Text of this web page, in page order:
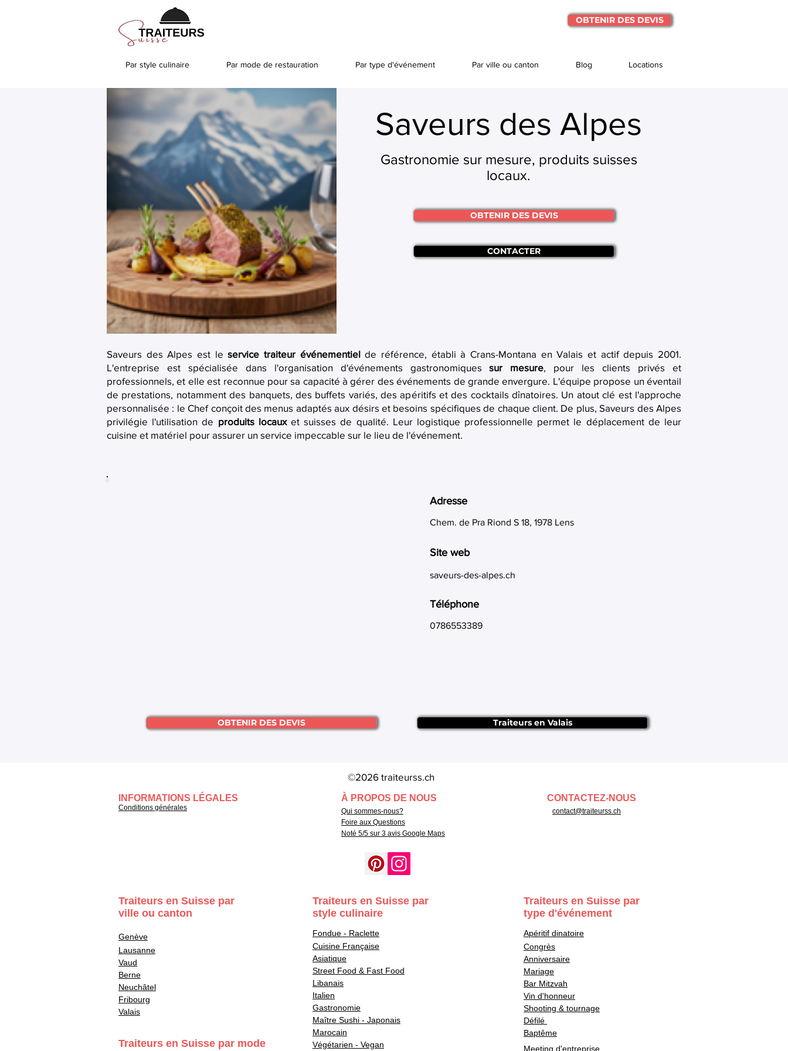
OBTENIR DES DEVIS
Par style culinaire Par mode de restauration Par type d'événement Par ville ou canton Blog Locations
Saveurs des Alpes
Gastronomie sur mesure, produits suisses
locaux.
OBTENIR DES DEVIS
CONTACTER
Saveurs des Alpes est leservice traiteur événementielde référence, établi à Crans-Montana en Valais et actif depuis 2001.
L'entreprise est spécialisée dans l'organisation d'événements gastronomiquessur mesure, pour les clients privés et
professionnels, et elle est reconnue pour sa capacité à gérer des événements de grande envergure. L'équipe propose un éventail
de prestations, notamment des banquets, des buffets variés, des apéritifs et des cocktails dînatoires. Un atout clé est l'approche
personnalisée : le Chef conçoit des menus adaptés aux désirs et besoins spécifiques de chaque client. De plus, Saveurs des Alpes
privilégie l'utilisation de produits locauxet suisses de qualité. Leur logistique professionnelle permet le déplacement de leur
cuisine et matériel pour assurer un service impeccable sur le lieu de l'événement.
Adresse
Chem. de Pra Riond S 18, 1978 Lens
Site web
saveurs-des-alpes.ch
Téléphone
0786553389
OBTENIR DES DEVIS Traiteurs en Valais
©2026 traiteurss.ch
INFORMATIONS LÉGALES
Conditions générales
À PROPOS DE NOUS
Qui sommes-nous?
CONTACTEZ-NOUS
contact@traiteurss.ch
Foire aux Questions
Noté 5/5 sur 3 avis Google Maps
Traiteurs en Suisse par
ville ou canton
Genève
Lausanne
Vaud
Berne
Neuchâtel
Fribourg
Valais
Traiteurs en Suisse par
style culinaire
Fondue - Raclette
Cuisine Française
Asiatique
Street Food & Fast Food
Libanais
Italien
Gastronomie
Maître Sushi - Japonais
Marocain
Traiteurs en Suisse par mode
Végétarien - Vegan
Traiteurs en Suisse par
type d'événement
Apéritif dinatoire
Congrès
Anniversaire
Mariage
Bar Mitzvah
Vin d'honneur
Shooting & tournage
Défilé
Baptême
Meeting d'entreprise